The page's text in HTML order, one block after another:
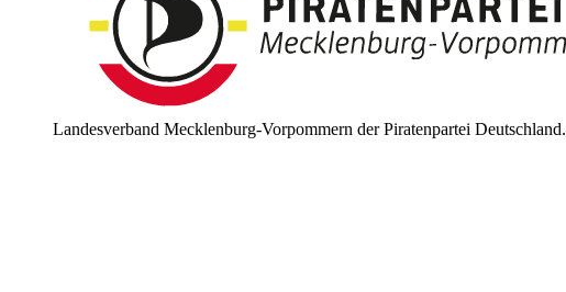
Landesverband Mecklenburg-Vorpommern der Piratenpartei Deutschland.